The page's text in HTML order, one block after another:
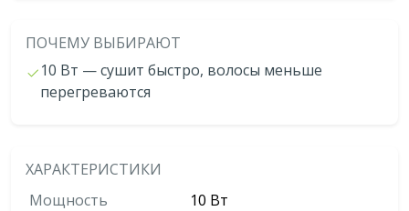
ПОЧЕМУ ВЫБИРАЮТ
10 Вт — сушит быстро, волосы меньше
перегреваются
ХАРАКТЕРИСТИКИ
Мощность
10 Вт